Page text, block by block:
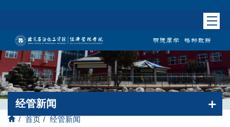
/ 首页 / 经管新闻
经管新闻